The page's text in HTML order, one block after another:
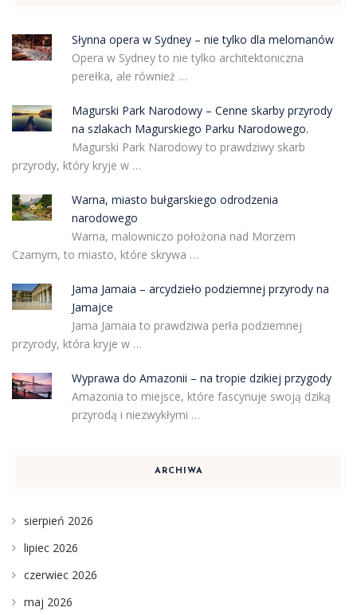
Słynna opera w Sydney – nie tylko dla melomanów
Opera w Sydney to nie tylko architektoniczna
perełka, ale również …
Magurski Park Narodowy – Cenne skarby przyrody
na szlakach Magurskiego Parku Narodowego.
Magurski Park Narodowy to prawdziwy skarb
przyrody, który kryje w …
Warna, miasto bułgarskiego odrodzenia
narodowego
Warna, malowniczo położona nad Morzem
Czarnym, to miasto, które skrywa …
Jama Jamaia – arcydzieło podziemnej przyrody na
Jamajce
Jama Jamaia to prawdziwa perła podziemnej
przyrody, która kryje w …
Wyprawa do Amazonii – na tropie dzikiej przygody
Amazonia to miejsce, które fascynuje swoją dziką
przyrodą i niezwykłymi …
ARCHIWA
sierpień 2026
lipiec 2026
czerwiec 2026
maj 2026